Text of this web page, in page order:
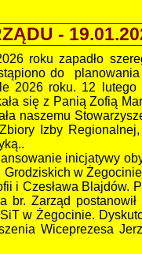
-
roku zapadło
do
2026 roku. 12
się z Panią Zofią
naszemu
Izby
inicjatywy
w
i Czesława Blajdów.
Zarząd
w Żegocinie.
Wiceprezesa